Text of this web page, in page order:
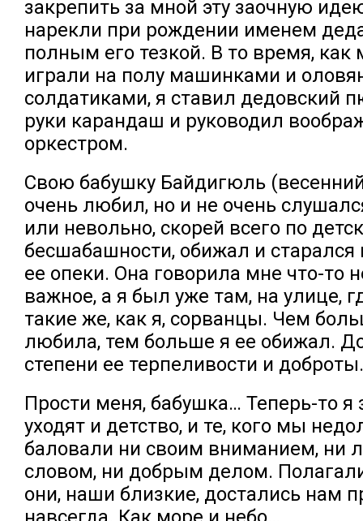
закрепить за мной эту заочную
нарекли при рождении именем
полным его тезкой. В то время, как
играли на полу машинками и
солдатиками, я ставил дедовский
руки карандаш и руководил
оркестром.
Свою бабушку Байдигюль
очень любил, но и не очень
или невольно, скорей всего по
бесшабашности, обижал и старался
ее опеки. Она говорила мне что-то
важное, а я был уже там, на улице,
такие же, как я, сорванцы. Чем
любила, тем больше я ее обижал.
степени ее терпеливости и
Прости меня, бабушка… Теперь-то я
уходят и детство, и те, кого мы
баловали ни своим вниманием, ни
словом, ни добрым делом.
они, наши близкие, достались нам